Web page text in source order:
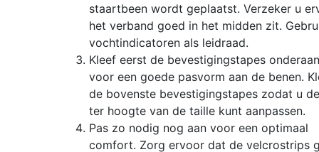
staartbeen wordt geplaatst. Verzeker u
het verband goed in het midden zit.
vochtindicatoren als leidraad.
Kleef eerst de bevestigingstapes
voor een goede pasvorm aan de benen.
de bovenste bevestigingstapes zodat u
ter hoogte van de taille kunt aanpassen.
Pas zo nodig nog aan voor een optimaal
comfort. Zorg ervoor dat de velcrostrips